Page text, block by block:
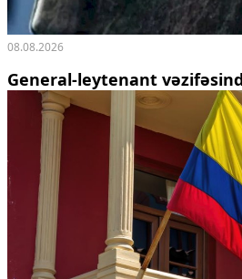
08.08.2026
General-leytenant